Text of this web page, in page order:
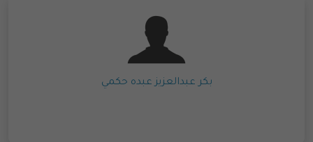
بكر عبدالعزيز عبده حكمي